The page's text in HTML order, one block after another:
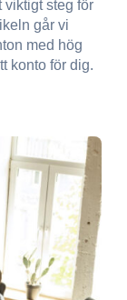
viktigt steg för
går vi
med hög
konto för dig.